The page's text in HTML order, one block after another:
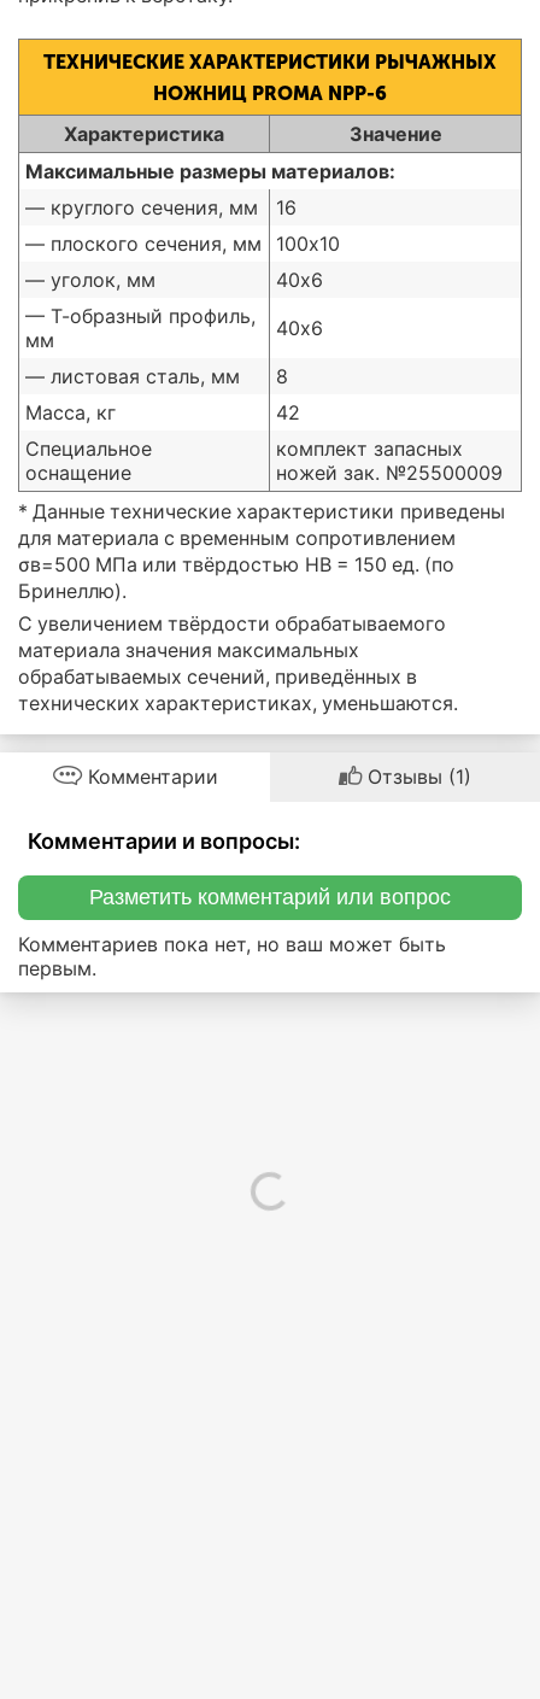
ТЕХНИЧЕСКИЕ ХАРАКТЕРИСТИКИ РЫЧАЖНЫХ
НОЖНИЦ PROMA NPP-6
Характеристика
Значение
Максимальные размеры материалов:
— круглого сечения, мм
16
— плоского сечения, мм
100х10
— уголок, мм
40х6
— Т-образный профиль,
мм
40х6
— листовая сталь, мм
8
Масса, кг
42
Специальное
оснащение
комплект запасных
ножей зак. №25500009
* Данные технические характеристики приведены
для материала с временным сопротивлением
σв=500 МПа или твёрдостью НВ = 150 ед. (по
Бринеллю).
С увеличением твёрдости обрабатываемого
материала значения максимальных
обрабатываемых сечений, приведённых в
технических характеристиках, уменьшаются.
Комментарии Отзывы (1)
Комментарии и вопросы:
Разметить комментарий или вопрос
Комментариев пока нет, но ваш может быть
первым.